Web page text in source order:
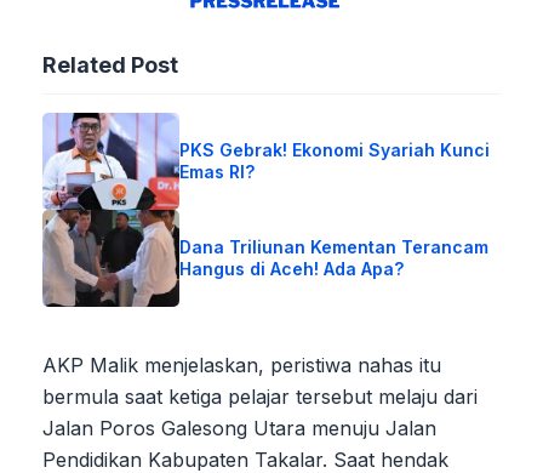
Related Post
PKS Gebrak! Ekonomi Syariah Kunci
Emas RI?
Dana Triliunan Kementan Terancam
Hangus di Aceh! Ada Apa?
AKP Malik menjelaskan, peristiwa nahas itu
bermula saat ketiga pelajar tersebut melaju dari
Jalan Poros Galesong Utara menuju Jalan
Pendidikan Kabupaten Takalar. Saat hendak